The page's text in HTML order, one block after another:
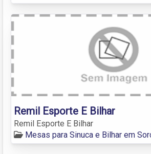
Remil Esporte E Bilhar
Remil Esporte E Bilhar
Mesas para Sinuca e Bilhar em